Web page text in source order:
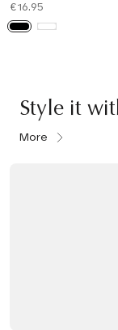
€16.95
Style it
More